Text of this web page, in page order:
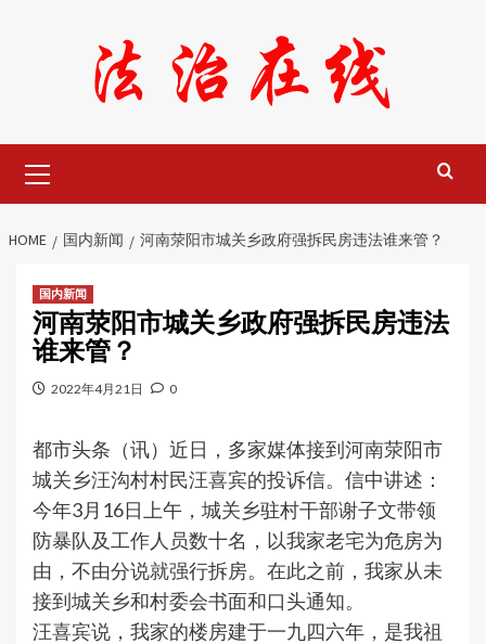
Menu
HOME 国内新闻 河南荥阳市城关乡政府强拆民房违法谁来管？
国内新闻
河南荥阳市城关乡政府强拆民房违法
谁来管？
2022年4月21日 0
都市头条（讯）近日，多家媒体接到河南荥阳市
城关乡汪沟村村民汪喜宾的投诉信。信中讲述：
今年3月16日上午，城关乡驻村干部谢子文带领
防暴队及工作人员数十名，以我家老宅为危房为
由，不由分说就强行拆房。在此之前，我家从未
接到城关乡和村委会书面和口头通知。
汪喜宾说，我家的楼房建于一九四六年，是我祖